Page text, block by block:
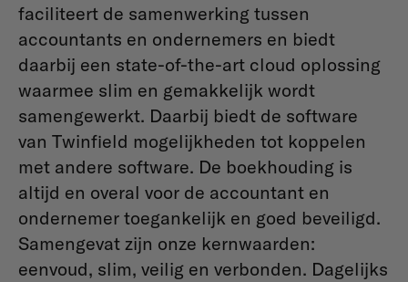
faciliteert de samenwerking tussen
accountants en ondernemers en biedt
daarbij een state-of-the-art cloud oplossing
waarmee slim en gemakkelijk wordt
samengewerkt. Daarbij biedt de software
van Twinfield mogelijkheden tot koppelen
met andere software. De boekhouding is
altijd en overal voor de accountant en
ondernemer toegankelijk en goed beveiligd.
Samengevat zijn onze kernwaarden:
eenvoud, slim, veilig en verbonden. Dagelijks